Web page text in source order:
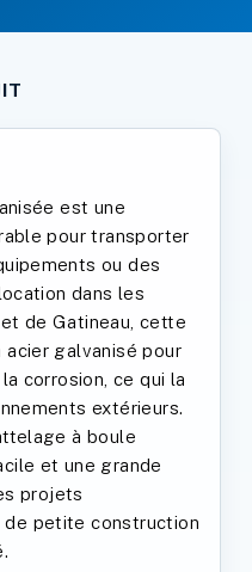
est une
pour transporter
ou des
dans les
de Gatineau, cette
galvanisé pour
corrosion, ce qui la
extérieurs.
à boule
et une grande
projets
de petite construction